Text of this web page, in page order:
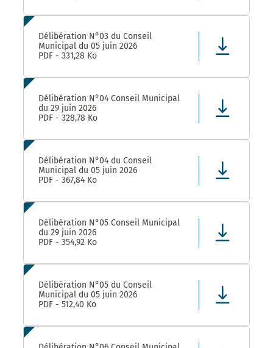
Délibération N°03 du Conseil
Municipal du 05 juin 2026
PDF - 331,28 Ko
Délibération N°04 Conseil Municipal
du 29 juin 2026
PDF - 328,78 Ko
Délibération N°04 du Conseil
Municipal du 05 juin 2026
PDF - 367,84 Ko
Délibération N°05 Conseil Municipal
du 29 juin 2026
PDF - 354,92 Ko
Délibération N°05 du Conseil
Municipal du 05 juin 2026
PDF - 512,40 Ko